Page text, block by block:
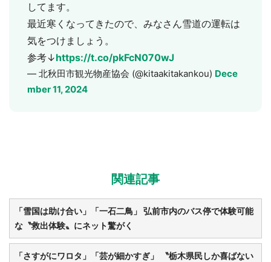
してます。
最近寒くなってきたので、みなさん雪道の運転は
気をつけましょう。
参考↓https://t.co/pkFcN070wJ
— 北秋田市観光物産協会 (@kitaakitakankou) Dece
mber 11, 2024
関連記事
「雪国は助け合い」「一石二鳥」 弘前市内のバス停で体験可能
な〝救出体験〟にネット驚がく
「さすがにワロタ」「芸が細かすぎ」 〝栃木県民しか喜ばない